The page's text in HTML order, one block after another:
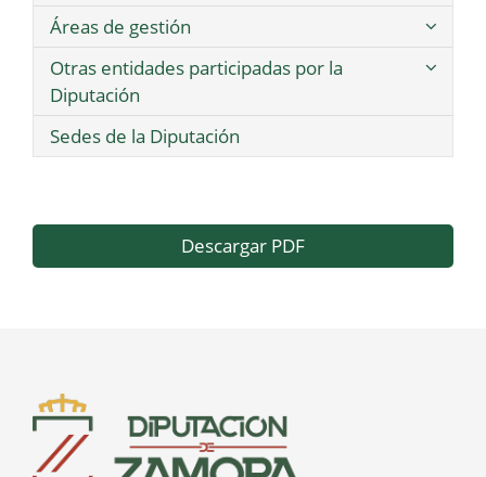
Áreas de gestión
Otras entidades participadas por la
Diputación
Sedes de la Diputación
Descargar PDF